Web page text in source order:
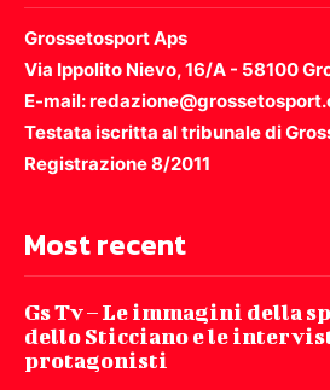
Grossetosport Aps
Via Ippolito Nievo, 16/A - 58100
E-mail:
Testata iscritta al tribunale di
Registrazione 8/2011
Most recent
Gs Tv – Le immagini della
dello Sticciano e le
protagonisti